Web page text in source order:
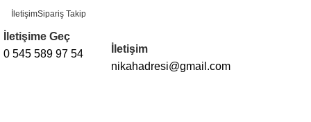
İletişimSipariş Takip
İletişime Geç
0 545 589 97 54
İletişim
nikahadresi@gmail.com